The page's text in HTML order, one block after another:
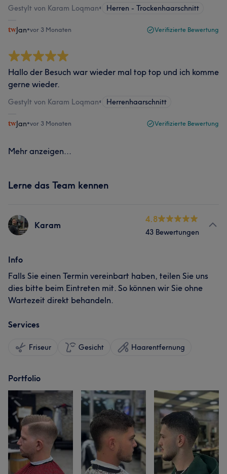
Gestylt von Karam Loqman• Herren - Trockenhaarschnitt
Jan•vor 3 Monaten Verifizierte Bewertung
Hallo der Besuch war wieder mal top top und ich komme
gerne wieder.
Gestylt von Karam Loqman• Herrenhaarschnitt
Jan•vor 3 Monaten Verifizierte Bewertung
Mehr anzeigen...
Lerne das Team kennen
Karam
4.8
43 Bewertungen
Info
Falls Sie einen Termin vereinbart haben, teilen Sie uns
dies bitte beim Eintreten mit. So können wir Sie ohne
Wartezeit direkt behandeln.
Services
Friseur Gesicht Haarentfernung
Portfolio